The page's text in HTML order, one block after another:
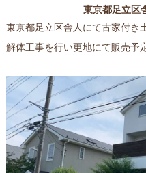
東京都足立
東京都足立区舎人にて古家付き
解体工事を行い更地にて販売予